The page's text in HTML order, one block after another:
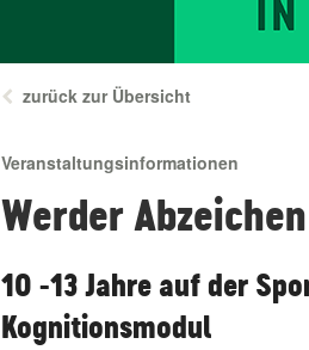
zurück zur Übersicht
Veranstaltungsinformationen
Werder
10 -13 Jahre auf der
Kognitionsmodul